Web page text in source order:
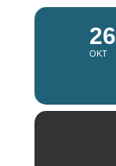
26
OKT